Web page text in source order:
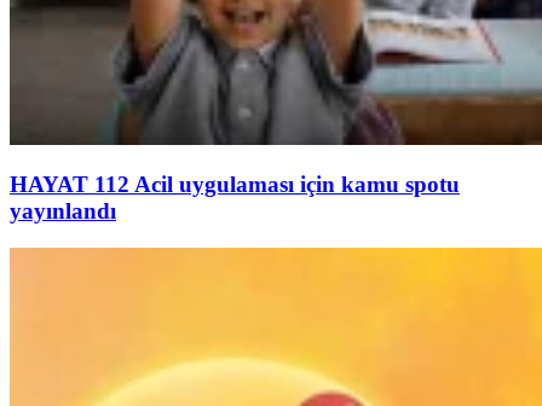
HAYAT 112 Acil uygulaması için kamu spotu
yayınlandı